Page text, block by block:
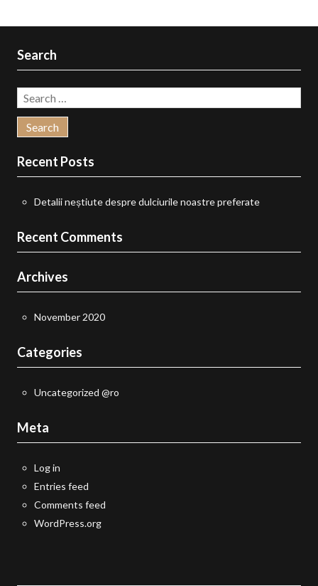
Search
Search
for:
Recent Posts
Detalii neștiute despre dulciurile noastre preferate
Recent Comments
Archives
November 2020
Categories
Uncategorized @ro
Meta
Log in
Entries feed
Comments feed
WordPress.org